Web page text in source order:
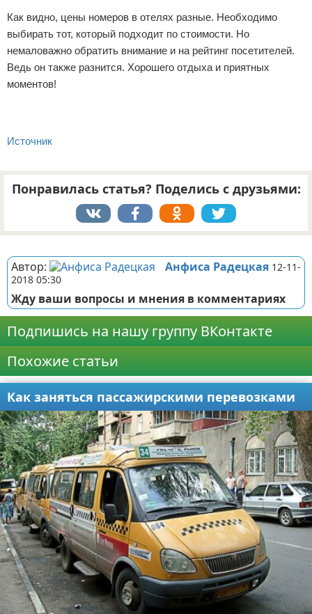
Как видно, цены номеров в отелях разные. Необходимо
выбирать тот, который подходит по стоимости. Но
немаловажно обратить внимание и на рейтинг посетителей.
Ведь он также разнится. Хорошего отдыха и приятных
моментов!
Источник
Понравилась статья? Поделись с друзьями:
Автор: Анфиса Радецкая 12-11-
2018 05:30
Жду ваши вопросы и мнения в комментариях
Подпишись на нашу группу ВКонтакте
Похожие статьи
Как заняться пассажирскими перевозками